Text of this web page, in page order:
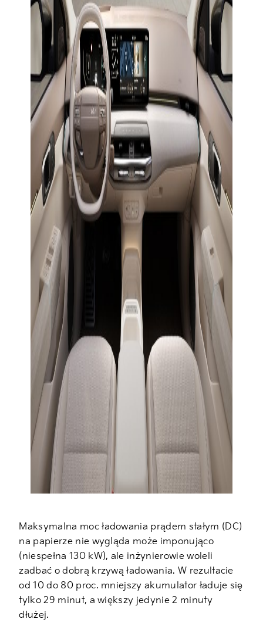
Maksymalna moc ładowania prądem stałym (DC)
na papierze nie wygląda może imponująco
(niespełna 130 kW), ale inżynierowie woleli
zadbać o dobrą krzywą ładowania. W rezultacie
od 10 do 80 proc. mniejszy akumulator ładuje się
tylko 29 minut, a większy jedynie 2 minuty
dłużej.